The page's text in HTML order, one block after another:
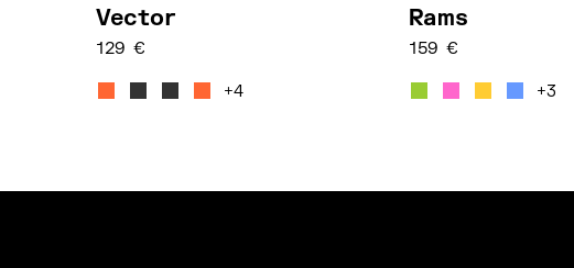
Vector
129 €
+4
Rams
159€
+3